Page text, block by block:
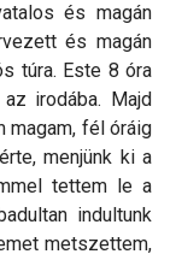
és magán
és magán
túra. Este 8 óra
irodába. Majd
magam, fél óráig
menjünk ki a
tettem le a
indultunk
metszettem,